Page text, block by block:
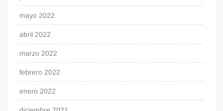
mayo 2022
abril 2022
marzo 2022
febrero 2022
enero 2022